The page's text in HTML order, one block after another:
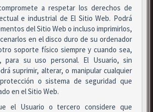
a respetar los derechos de
e industrial de El Sitio Web. Podrá
del Sitio Web o incluso imprimirlos,
en el disco duro de su ordenador
soporte físico siempre y cuando sea,
para su uso personal. El Usuario, sin
suprimir, alterar, o manipular cualquier
o sistema de seguridad que
en el Sitio Web.
el Usuario o tercero considere que